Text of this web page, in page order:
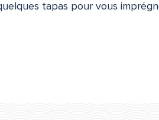
tapas pour vous